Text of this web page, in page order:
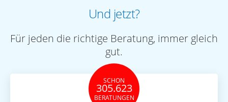
Und jetzt?
Für jeden die richtige Beratung, immer gleich
gut.
SCHON
305.623
BERATUNGEN